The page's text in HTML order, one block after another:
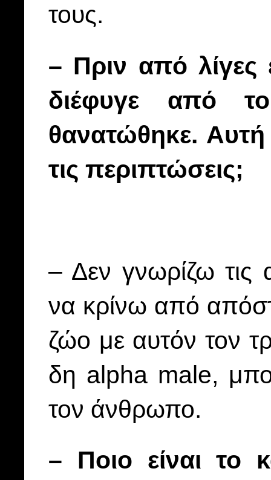
τους.
– Πριν από λίγες
διέφυγε από
θανατώθηκε. Αυτή
τις περιπτώσεις;
– Δεν γνωρίζω τις
να κρίνω από
ζώο με αυτόν τον
δη alpha male,
τον άνθρωπο.
– Ποιο είναι το